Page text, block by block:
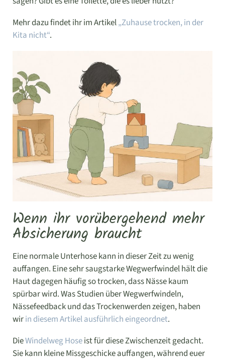
Mehr dazu findet ihr im Artikel„Zuhause trocken, in der
Kita nicht“.
Wenn ihr vorübergehend mehr
Absicherung braucht
Eine normale Unterhose kann in dieser Zeit zu wenig
auffangen. Eine sehr saugstarke Wegwerfwindel hält die
Haut dagegen häufig so trocken, dass Nässe kaum
spürbar wird. Was Studien über Wegwerfwindeln,
Nässefeedback und das Trockenwerden zeigen, haben
wirin diesem Artikel ausführlich eingeordnet.
DieWindelweg Hoseist für diese Zwischenzeit gedacht.
Sie kann kleine Missgeschicke auffangen, während euer